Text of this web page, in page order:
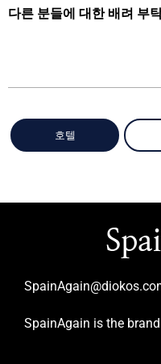
다른 분들에 대한 배려 부
호텔
SpainAgain is the